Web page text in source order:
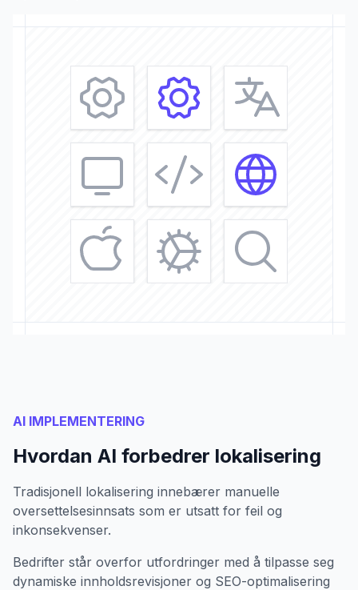
AI IMPLEMENTERING
Hvordan AI forbedrer lokalisering
Tradisjonell lokalisering innebærer manuelle
oversettelsesinnsats som er utsatt for feil og
inkonsekvenser.
Bedrifter står overfor utfordringer med å tilpasse seg
dynamiske innholdsrevisjoner og SEO-optimalisering